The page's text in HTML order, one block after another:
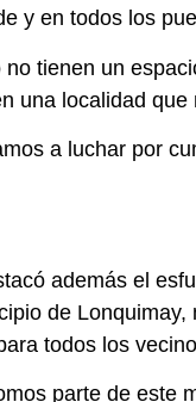
y en todos los
tienen un
una localidad
a luchar por
además el
de
todos los
parte de este